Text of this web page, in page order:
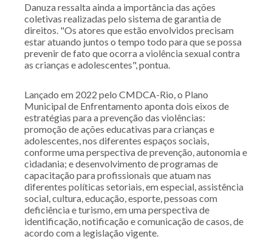
Danuza ressalta ainda a importância das ações
coletivas realizadas pelo sistema de garantia de
direitos. "Os atores que estão envolvidos precisam
estar atuando juntos o tempo todo para que se possa
prevenir de fato que ocorra a violência sexual contra
as crianças e adolescentes", pontua.
Lançado em 2022 pelo CMDCA-Rio, o Plano
Municipal de Enfrentamento aponta dois eixos de
estratégias para a prevenção das violências:
promoção de ações educativas para crianças e
adolescentes, nos diferentes espaços sociais,
conforme uma perspectiva de prevenção, autonomia e
cidadania; e desenvolvimento de programas de
capacitação para profissionais que atuam nas
diferentes políticas setoriais, em especial, assistência
social, cultura, educação, esporte, pessoas com
deficiência e turismo, em uma perspectiva de
identificação, notificação e comunicação de casos, de
acordo com a legislação vigente.